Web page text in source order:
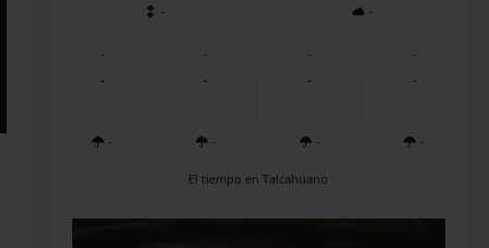
-
-
-
-
-
-
-
-
-
-
-
-
-
-
El tiempo en Talcahuano